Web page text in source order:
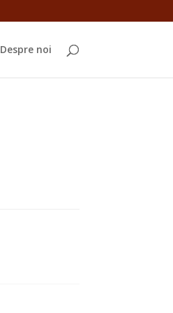
Despre noi